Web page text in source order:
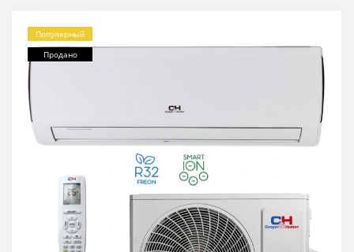
Популярный
Продано